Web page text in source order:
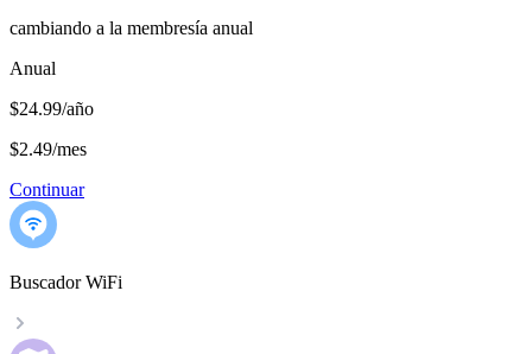
cambiando a la membresía anual
Anual
$24.99/año
$2.49/mes
Continuar
Buscador WiFi